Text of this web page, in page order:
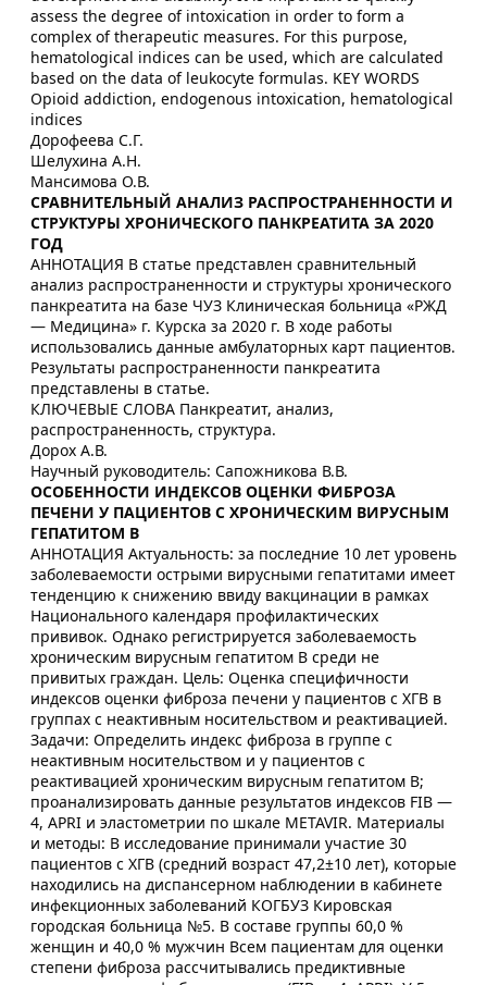
assess the degree of intoxication in order to form a
complex of therapeutic measures. For this purpose,
hematological indices can be used, which are calculated
based on the data of leukocyte formulas. KEY WORDS
Оpioid addiction, endogenous intoxication, hematological
indices
Дорофеева С.Г.
Шелухина А.Н.
Мансимова О.В.
СРАВНИТЕЛЬНЫЙ АНАЛИЗ РАСПРОСТРАНЕННОСТИ И
СТРУКТУРЫ ХРОНИЧЕСКОГО ПАНКРЕАТИТА ЗА 2020
ГОД
АННОТАЦИЯ В статье представлен сравнительный
анализ распространенности и структуры хронического
панкреатита на базе ЧУЗ Клиническая больница «РЖД
— Медицина» г. Курска за 2020 г. В ходе работы
использовались данные амбулаторных карт пациентов.
Результаты распространенности панкреатита
представлены в статье.
КЛЮЧЕВЫЕ СЛОВА Панкреатит, анализ,
распространенность, структура.
Дорох А.В.
Научный руководитель: Сапожникова В.В.
ОСОБЕННОСТИ ИНДЕКСОВ ОЦЕНКИ ФИБРОЗА
ПЕЧЕНИ У ПАЦИЕНТОВ С ХРОНИЧЕСКИМ ВИРУСНЫМ
ГЕПАТИТОМ В
АННОТАЦИЯ Актуальность: за последние 10 лет уровень
заболеваемости острыми вирусными гепатитами имеет
тенденцию к снижению ввиду вакцинации в рамках
Национального календаря профилактических
прививок. Однако регистрируется заболеваемость
хроническим вирусным гепатитом В среди не
привитых граждан. Цель: Оценка специфичности
индексов оценки фиброза печени у пациентов с ХГВ в
группах с неактивным носительством и реактивацией.
Задачи: Определить индекс фиброза в группе с
неактивным носительством и у пациентов с
реактивацией хроническим вирусным гепатитом В;
проанализировать данные результатов индексов FIB —
4, APRI и эластометрии по шкале METAVIR. Материалы
и методы: В исследование принимали участие 30
пациентов с ХГВ (средний возраст 47,2±10 лет), которые
находились на диспансерном наблюдении в кабинете
инфекционных заболеваний КОГБУЗ Кировская
городская больница №5. В составе группы 60,0 %
женщин и 40,0 % мужчин Всем пациентам для оценки
степени фиброза рассчитывались предиктивные